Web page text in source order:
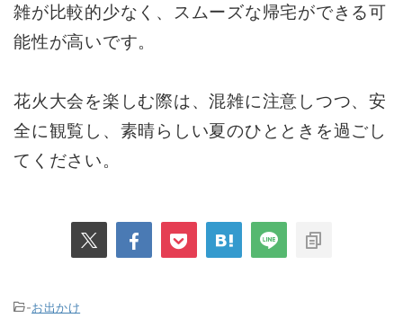
雑が比較的少なく、スムーズな帰宅ができる可
能性が高いです。
花火大会を楽しむ際は、混雑に注意しつつ、安
全に観覧し、素晴らしい夏のひとときを過ごし
てください。
-お出かけ